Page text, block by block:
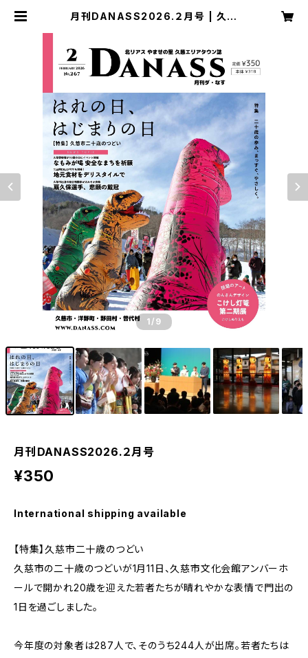
月刊DANASS2026.２月号 | 久慈
1 /9
月刊DANASS2026.２月号
¥350
International shipping available
【特集】久慈市二十歳のつどい
久慈市の二十歳のつどいが1月11日、久慈市文化会館アンバーホ
ールで開かれ20歳を迎えた若者たちが晴れやかな表情で門出の
1日を過ごしました。
今年度の対象者は287人で、そのうち244人が出席。若者たちは